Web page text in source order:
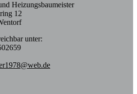
Heizungsbaumeister
12
unter: